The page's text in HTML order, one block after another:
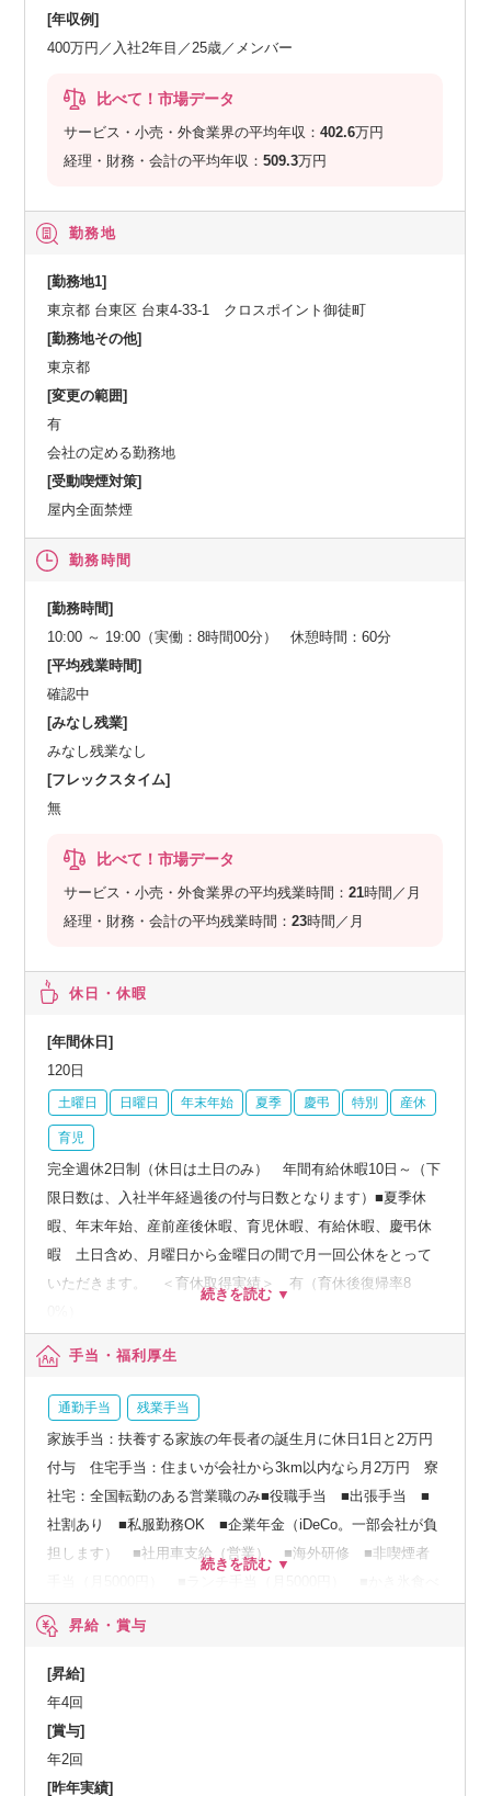
[年収例]
400万円／入社2年目／25歳／メンバー
比べて！市場データ
サービス・小売・外食業界の平均年収：402.6万円
経理・財務・会計の平均年収：509.3万円
勤務地
[勤務地1]
東京都 台東区 台東4-33-1 クロスポイント御徒町
[勤務地その他]
東京都
[変更の範囲]
有
会社の定める勤務地
[受動喫煙対策]
屋内全面禁煙
勤務時間
[勤務時間]
10:00 ～ 19:00（実働：8時間00分） 休憩時間：60分
[平均残業時間]
確認中
[みなし残業]
みなし残業なし
[フレックスタイム]
無
比べて！市場データ
サービス・小売・外食業界の平均残業時間：21時間／月
経理・財務・会計の平均残業時間：23時間／月
休日・休暇
[年間休日]
120日
土曜日 日曜日 年末年始 夏季 慶弔 特別 産休
育児
完全週休2日制（休日は土日のみ） 年間有給休暇10日～（下
限日数は、入社半年経過後の付与日数となります）■夏季休
暇、年末年始、産前産後休暇、育児休暇、有給休暇、慶弔休
暇 土日含め、月曜日から金曜日の間で月一回公休をとって
いただきます。 ＜育休取得実績＞ 有（育休後復帰率8
手当・福利厚生
通勤手当 残業手当
家族手当：扶養する家族の年長者の誕生月に休日1日と2万円
付与 住宅手当：住まいが会社から3km以内なら月2万円 寮
社宅：全国転勤のある営業職のみ■役職手当 ■出張手当 ■
社割あり ■私服勤務OK ■企業年金（iDeCo。一部会社が負
担します） ■社用車支給（営業） ■海外研修 ■非喫煙者
と便利な立地です） ■カフェスペースあり ・ウォーターサ
ーバー ・コーヒーサーバー ・ティーメーカー ■特別手当
（扶養する家族・配偶者のうち、年長者の誕生月に休日1日と
2万円付与）
昇給・賞与
[昇給]
年4回
[賞与]
年2回
[昨年実績]